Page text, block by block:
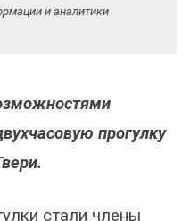
и аналитики
прогулку
стали члены